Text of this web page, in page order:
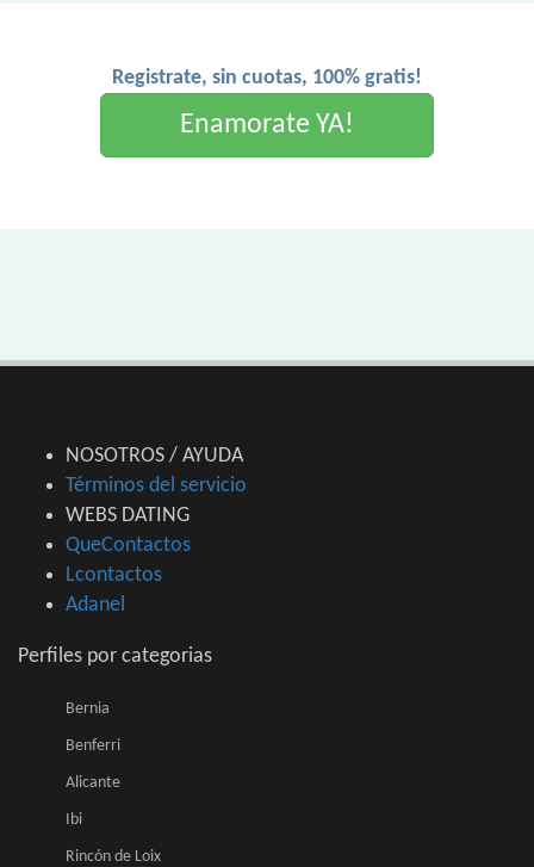
Registrate, sin cuotas, 100% gratis!
Enamorate YA!
NOSOTROS / AYUDA
Términos del servicio
WEBS DATING
QueContactos
Lcontactos
Adanel
Perfiles por categorias
Bernia
Benferri
Alicante
Ibi
Rincón de Loix